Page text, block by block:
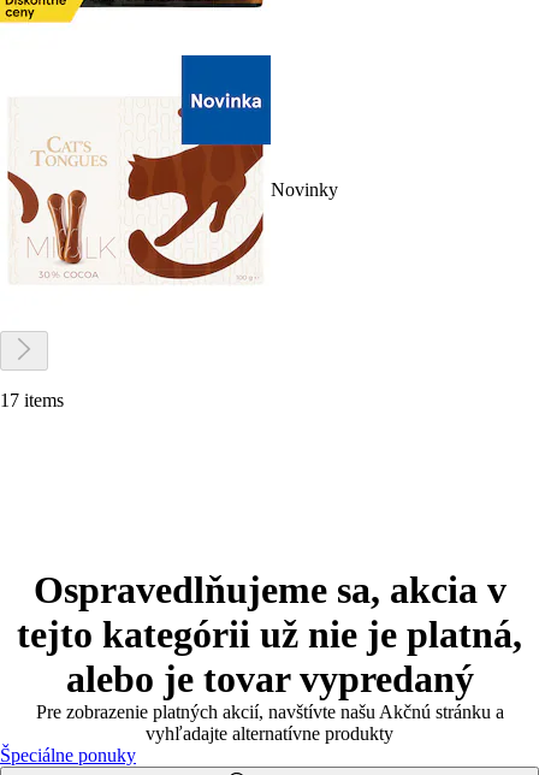
Novinky
17 items
Ospravedlňujeme sa, akcia v
tejto kategórii už nie je platná,
alebo je tovar vypredaný
Pre zobrazenie platných akcií, navštívte našu Akčnú stránku a
vyhľadajte alternatívne produkty
Špeciálne ponuky